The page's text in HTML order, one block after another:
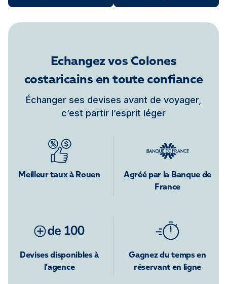
Echangez vos Colones
costaricains en toute confiance
Échanger ses devises avant de voyager,
c’est partir l’esprit léger
Meilleur taux à Rouen
Agréé par la Banque de
France
Devises disponibles à
l’agence
Gagnez du temps en
réservant en ligne